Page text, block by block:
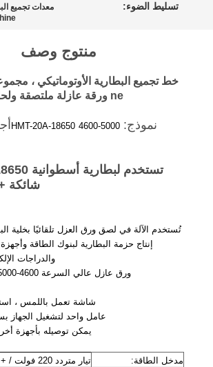
تسليط الضوء: معدات تجميع
منتوج وصف
ne ورقة عازلة ملتصقة ولحام البقعة MT-20
نموذج: HMT-20A-18650 4600-5000
شائكة
تُستخدم الآلة في لصق ورق العزل تلقائيًا بخلية
إنتاج حزمة البطارية لبنوك الطاقة
والدراجات
ورق عازل عالي السرعة 4600-5000 قطعة في الساعة.
شاشة تعمل باللمس ،
عامل واحد لتشغيل الجهاز
يمكن توصيله بأجهزة
مدخل الطاقة:
تيار متردد 220 فولت / + 50 هرتز